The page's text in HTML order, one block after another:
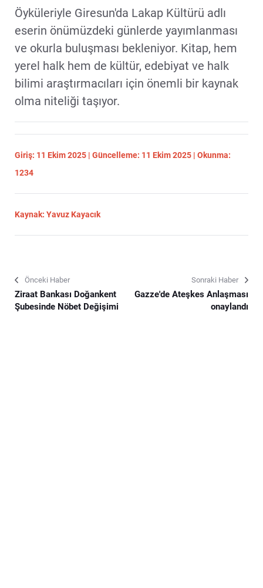
Öyküleriyle Giresun'da Lakap Kültürü adlı
eserin önümüzdeki günlerde yayımlanması
ve okurla buluşması bekleniyor. Kitap, hem
yerel halk hem de kültür, edebiyat ve halk
bilimi araştırmacıları için önemli bir kaynak
olma niteliği taşıyor.
Giriş: 11 Ekim 2025 | Güncelleme: 11 Ekim 2025 | Okunma:
1234
Kaynak: Yavuz Kayacık
Önceki Haber
Ziraat Bankası Doğankent
Şubesinde Nöbet Değişimi
Sonraki Haber
Gazze'de Ateşkes Anlaşması
onaylandı